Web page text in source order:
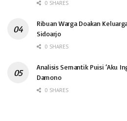
0 SHARES
Ribuan Warga Doakan
Sidoarjo
0 SHARES
Analisis Semantik Puisi ‘Aku
Damono
0 SHARES